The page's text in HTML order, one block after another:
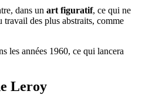
dans un art figuratif, ce qui ne
travail des plus abstraits, comme
les années 1960, ce qui lancera
Leroy